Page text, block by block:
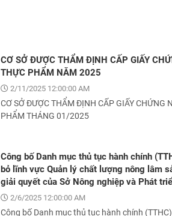
CƠ SỞ ĐƯỢC THẨM ĐỊNH CẤP GIẤY
THỰC PHẨM NĂM 2025
2/11/2025 12:00:00 AM
CƠ SỞ ĐƯỢC THẨM ĐỊNH CẤP GIẤY CHỨNG
PHẨM THÁNG 01/2025
Công bố Danh mục thủ tục hành chính
bỏ lĩnh vực Quản lý chất lượng nông lâm
giải quyết của Sở Nông nghiệp và Phát
2/6/2025 12:00:00 AM
Công bố Danh mục thủ tục hành chính